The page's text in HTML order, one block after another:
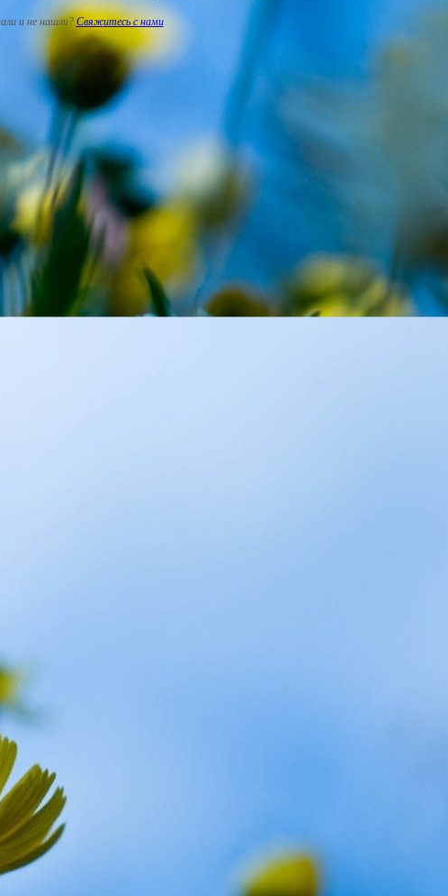
и не нашли? Свяжитесь с нами